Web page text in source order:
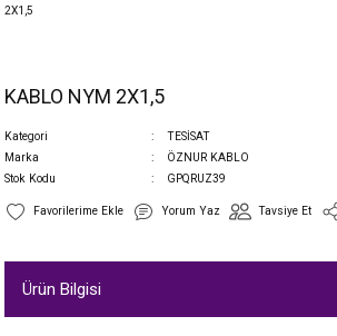
KABLO NYM 2X1,5
Kategori
TESİSAT
Marka
ÖZNUR KABLO
Stok Kodu
GPQRUZ39
Yorum Yaz Tavsiye Et
Ürün Bilgisi